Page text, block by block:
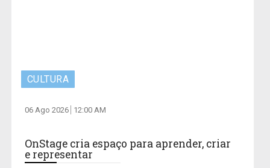
CULTURA
06 Ago 2026 12:00 AM
OnStage cria espaço para aprender, criar
e representar